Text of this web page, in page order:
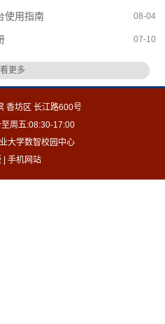
使用指南 08-04
07-10
更多
香坊区 长江路600号
周五:08:30-17:00
大学数智校园中心
手机网站